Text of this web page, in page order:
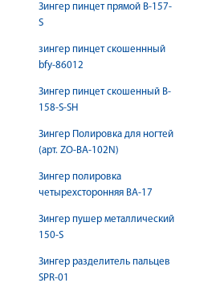
Зингер пинцет прямой B-157-
S
зингер пинцет скошеннный
bfy-86012
Зингер пинцет скошенный B-
158-S-SH
Зингер Полировка для ногтей
(арт. ZO-ВА-102N)
Зингер полировка
четырехсторонняя BA-17
Зингер пушер металлический
150-S
Зингер разделитель пальцев
SPR-01